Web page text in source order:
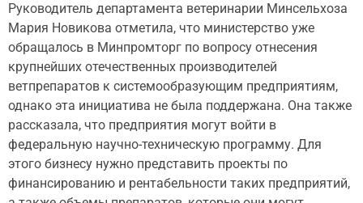
Руководитель департамента ветеринарии Минсельхоза
Мария Новикова отметила, что министерство уже
обращалось в Минпромторг по вопросу отнесения
крупнейших отечественных производителей
ветпрепаратов к системообразующим предприятиям,
однако эта инициатива не была поддержана. Она также
рассказала, что предприятия могут войти в
федеральную научно-техническую программу. Для
этого бизнесу нужно представить проекты по
финансированию и рентабельности таких предприятий,